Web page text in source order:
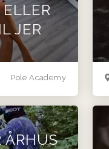
JER
Pole Academy
ÅRHUS